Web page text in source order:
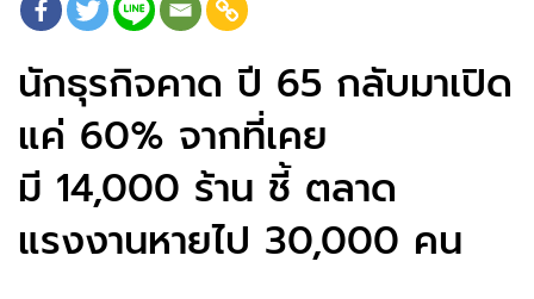
นักธุรกิจคาด ปี 65 กลับมาเปิด
แค่ 60% จากที่เคย
มี 14,000 ร้าน ชี้ ตลาด
แรงงานหายไป 30,000 คน